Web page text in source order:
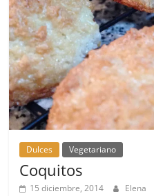
Dulces Vegetariano
Coquitos
15 diciembre, 2014 Elena